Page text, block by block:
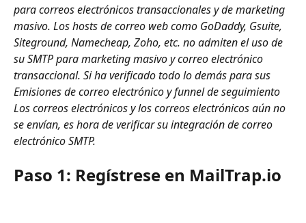
para correos electrónicos transaccionales y de marketing
masivo. Los hosts de correo web como GoDaddy, Gsuite,
Siteground, Namecheap, Zoho, etc. no admiten el uso de
su SMTP para marketing masivo y correo electrónico
transaccional. Si ha verificado todo lo demás para sus
Emisiones de correo electrónico y funnel de seguimiento
Los correos electrónicos y los correos electrónicos aún no
se envían, es hora de verificar su integración de correo
electrónico SMTP.
Paso 1: Regístrese en MailTrap.io